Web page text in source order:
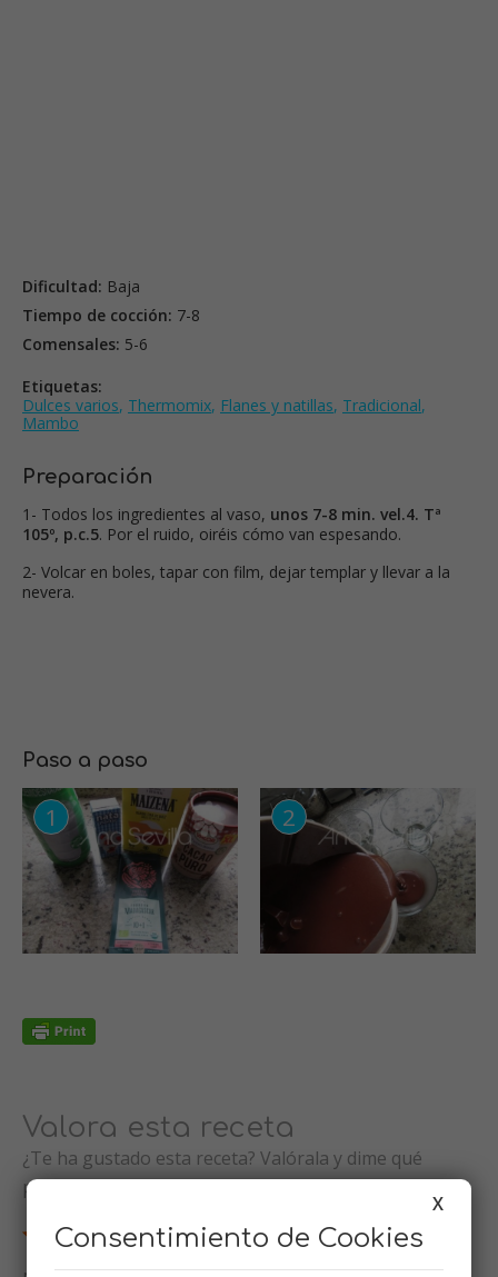
Dificultad: Baja
Tiempo de cocción: 7-8
Comensales: 5-6
Etiquetas:
Dulces varios, Thermomix, Flanes y natillas, Tradicional,
Mambo
Preparación
1- Todos los ingredientes al vaso, unos 7-8 min. vel.4. Tª
105º, p.c.5. Por el ruido, oiréis cómo van espesando.
2- Volcar en boles, tapar con film, dejar templar y llevar a la
nevera.
Paso a paso
Valora esta receta
¿Te ha gustado esta receta? Valórala y dime qué
piensas
X
Consentimiento de Cookies